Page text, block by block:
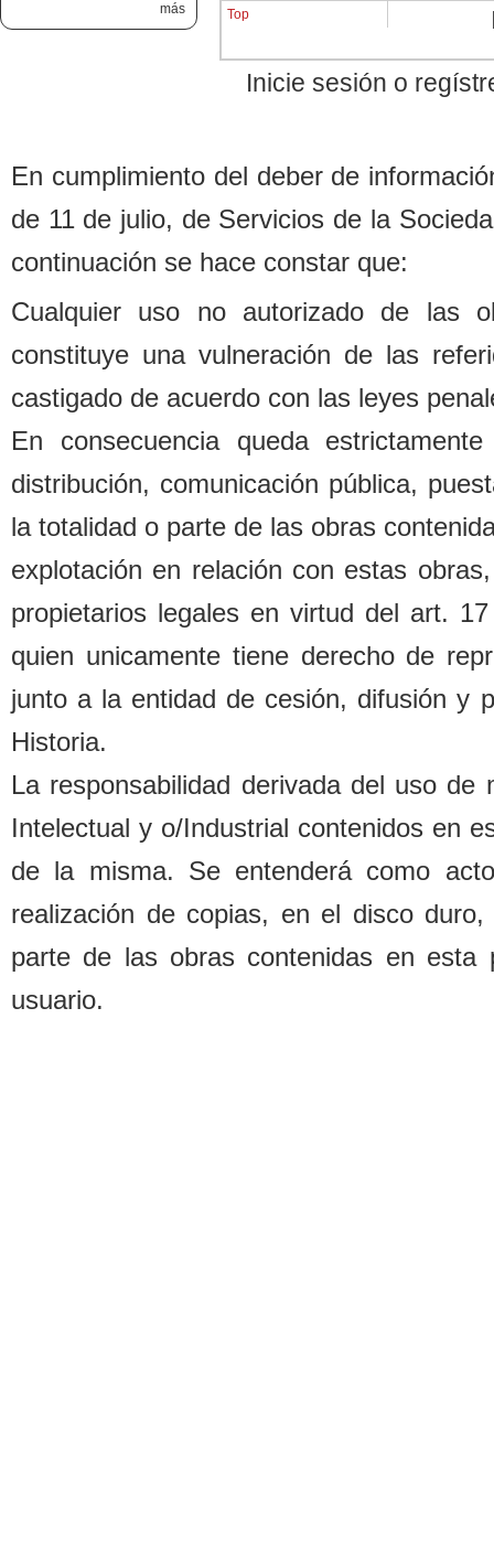
más
Top
Inicie sesión o
En cumplimiento del deber de
de 11 de julio, de Servicios de la
continuación se hace constar que:
Cualquier uso no autorizado de las o
constituye una vulneración de las
castigado de acuerdo con las leyes
En consecuencia queda
distribución, comunicación pública,
la totalidad o parte de las obras
explotación en relación con estas ob
propietarios legales en virtud del art.
quien unicamente tiene derecho de
junto a la entidad de cesión, difusión y
Historia.
La responsabilidad derivada del uso de
Intelectual y o/Industrial contenidos en
de la misma. Se entenderá como
realización de copias, en el disco
parte de las obras contenidas en esta
usuario.